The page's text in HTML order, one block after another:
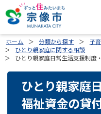
ホーム 分類から探す 子
ひとり親家庭に関する相談
ひとり親家庭日常生活支援制度
ひとり親家庭
福祉資金の貸